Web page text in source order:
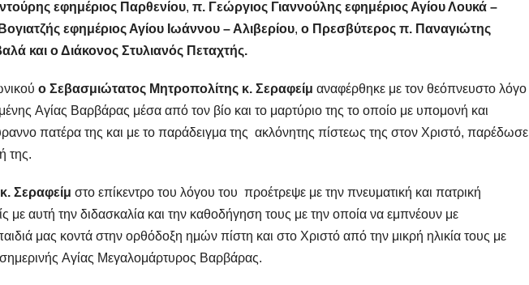
εφημέριος Παρθενίου, π. Γεώργιος Γιαννούλης εφημέριος Αγίου Λουκά –
εφημέριος Αγίου Ιωάννου – Αλιβερίου, ο Πρεσβύτερος π. Παναγιώτης
και ο Διάκονος Στυλιανός Πεταχτής.
ο Σεβασμιώτατος Μητροπολίτης κ. Σεραφείμ αναφέρθηκε με τον θεόπνευστο λόγο
Αγίας Βαρβάρας μέσα από τον βίο και το μαρτύριο της το οποίο με υπομονή και
πατέρα της και με το παράδειγμα της ακλόνητης πίστεως της στον Χριστό, παρέδωσε
της.
Σεραφείμ στο επίκεντρο του λόγου του προέτρεψε με την πνευματική και πατρική
με αυτή την διδασκαλία και την καθοδήγηση τους με την οποία να εμπνέουν με
μας κοντά στην ορθόδοξη ημών πίστη και στο Χριστό από την μικρή ηλικία τους με
Αγίας Μεγαλομάρτυρος Βαρβάρας.